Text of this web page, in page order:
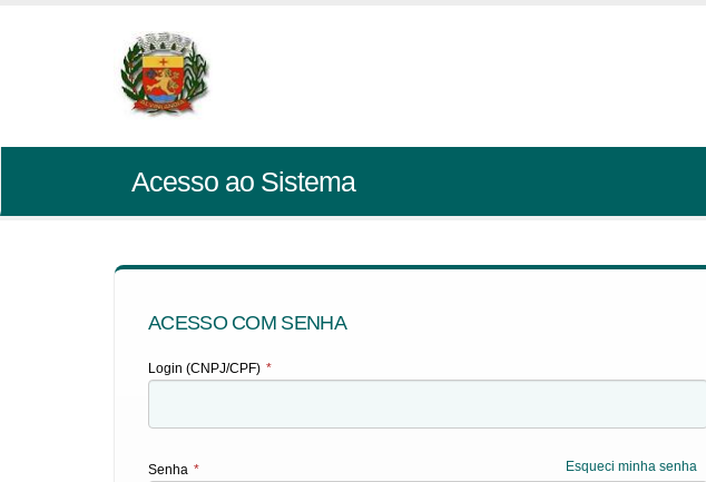
Acesso ao Sistema
ACESSO COM SENHA
Login (CNPJ/CPF) *
Esqueci minha senha
Senha *